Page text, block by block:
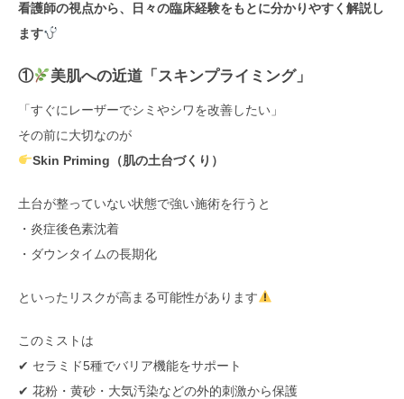
看護師の視点から、日々の臨床経験をもとに分かりやすく解説し
ます
① 美肌への近道「スキンプライミング」
「すぐにレーザーでシミやシワを改善したい」
その前に大切なのが
Skin Priming（肌の土台づくり）
土台が整っていない状態で強い施術を行うと
・炎症後色素沈着
・ダウンタイムの長期化
といったリスクが高まる可能性があります
このミストは
✔ セラミド5種でバリア機能をサポート
✔ 花粉・黄砂・大気汚染などの外的刺激から保護